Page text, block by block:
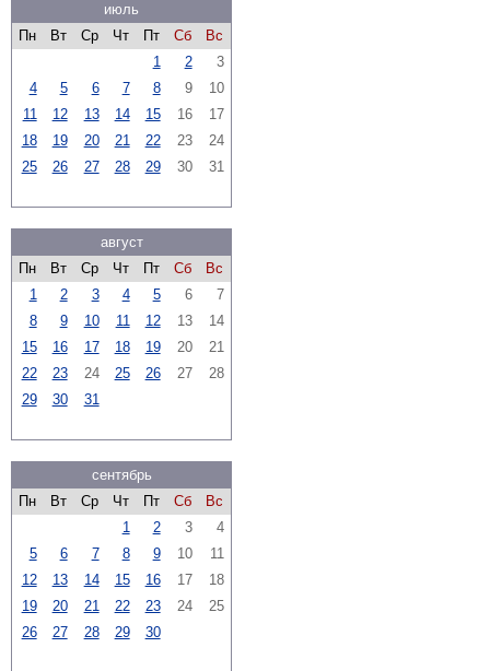
июль
Пн
Вт Ср Чт Пт Сб
Вс
1
2
3
4
5 6 7 8 9
10
11
12 13 14 15 16
17
18
19 20 21 22 23
24
25
26 27 28 29 30 31
август
Пн
Вт Ср Чт Пт Сб
Вс
1
2 3 4 5 6
7
8
9 10 11 12 13
14
15
16 17 18 19 20
21
22
23 24 25 26 27
28
29
30 31
сентябрь
Пн
Вт Ср Чт Пт Сб
Вс
1
2 3
4
5
6 7 8 9 10
11
12
13 14 15 16 17
18
19
20 21 22 23 24
25
26
27 28 29 30